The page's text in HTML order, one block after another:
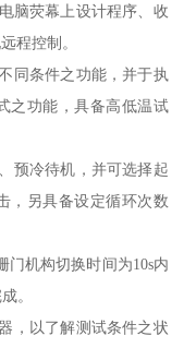
脑荧幕上设计程序、收
程控制。
同条件之功能，并于执
之功能，具备高低温试
预冷待机，并可选择起
，另具备设定循环次数
门机构切换时间为10s内
。
，以了解测试条件之状